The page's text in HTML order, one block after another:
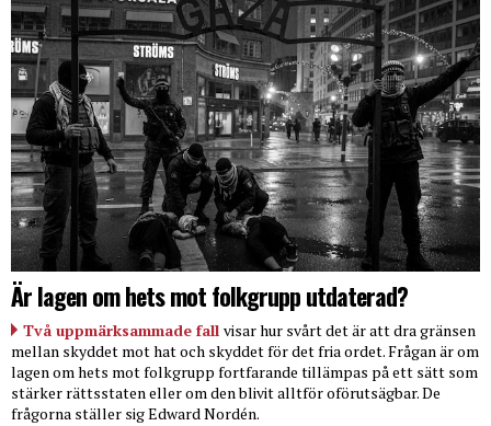
Är lagen om hets mot folkgrupp utdaterad?
Två uppmärksammade fall visar hur svårt det är att dra gränsen
mellan skyddet mot hat och skyddet för det fria ordet. Frågan är om
lagen om hets mot folkgrupp fortfarande tillämpas på ett sätt som
stärker rättsstaten eller om den blivit alltför oförutsägbar. De
frågorna ställer sig Edward Nordén.